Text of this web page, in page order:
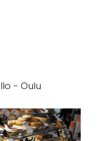
- Oulu